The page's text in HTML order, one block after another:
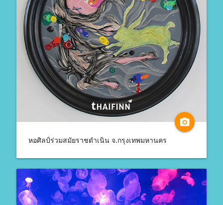
camera_alt
หอศิลป์ร่วมสมัยราชดำเนิน จ.กรุงเทพมหานคร